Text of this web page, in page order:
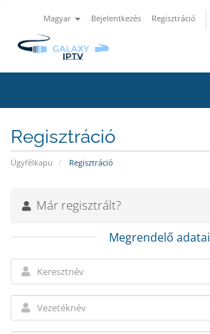
Magyar Bejelentkezés Regisztráció
Regisztráció
Ügyfélkapu Regisztráció
Már regisztrált?
Megrendelő adatai